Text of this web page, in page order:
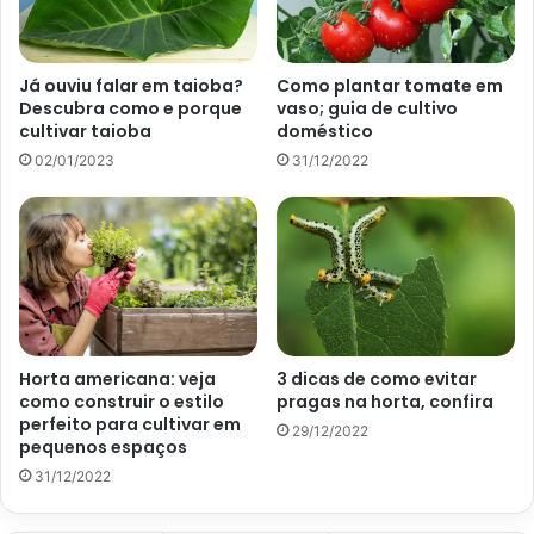
arruda seja cultivada próxima a outras plantas.
Imagem Casa e Jardim
Já ouviu falar em taioba?
Descubra como e porque
cultivar taioba
02/01/2023
Como plantar tomate em
vaso; guia de cultivo
doméstico
31/12/2022
Horta americana: veja
como construir o estilo
perfeito para cultivar em
pequenos espaços
31/12/2022
3 dicas de como evitar
pragas na horta, confira
29/12/2022